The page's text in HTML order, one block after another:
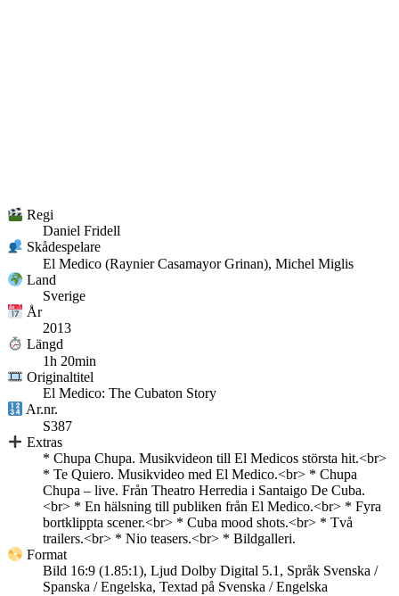
Regi
Daniel Fridell
Skådespelare
El Medico (Raynier Casamayor Grinan), Michel Miglis
Land
Sverige
År
2013
Längd
1h 20min
Originaltitel
El Medico: The Cubaton Story
Ar.nr.
S387
Extras
* Chupa Chupa. Musikvideon till El Medicos största hit.<br>
* Te Quiero. Musikvideo med El Medico.<br> * Chupa
Chupa – live. Från Theatro Herredia i Santaigo De Cuba.
<br> * En hälsning till publiken från El Medico.<br> * Fyra
bortklippta scener.<br> * Cuba mood shots.<br> * Två
trailers.<br> * Nio teasers.<br> * Bildgalleri.
Format
Bild 16:9 (1.85:1), Ljud Dolby Digital 5.1, Språk Svenska /
Spanska / Engelska, Textad på Svenska / Engelska